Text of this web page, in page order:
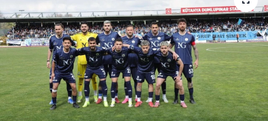
Haber
Haber İlanlar
Kültür-Sanat
Magazin